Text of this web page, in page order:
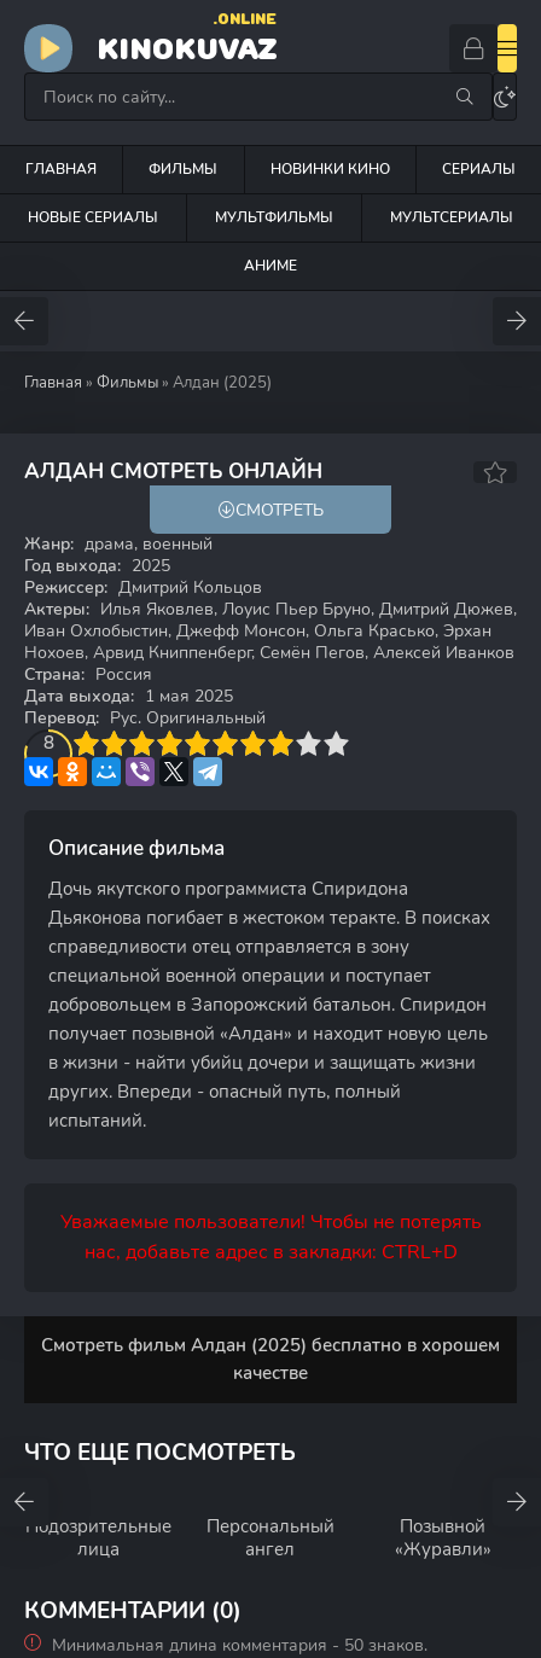
KINOKUVAZ
.ONLINE
ГЛАВНАЯ ФИЛЬМЫ НОВИНКИ КИНО СЕРИАЛЫ
НОВЫЕ СЕРИАЛЫ МУЛЬТФИЛЬМЫ МУЛЬТСЕРИАЛЫ
АНИМЕ
Главная » Фильмы » Алдан (2025)
АЛДАН СМОТРЕТЬ ОНЛАЙН
5.3
СМОТРЕТЬ
Жанр: драма, военный
Год выхода: 2025
Режиссер: Дмитрий Кольцов
Актеры: Илья Яковлев, Лоуис Пьер Бруно, Дмитрий Дюжев,
Иван Охлобыстин, Джефф Монсон, Ольга Красько, Эрхан
Нохоев, Арвид Книппенберг, Семён Пегов, Алексей Иванков
Страна: Россия
Дата выхода: 1 мая 2025
Перевод: Рус. Оригинальный
8
4 5 6 7 8 9 10
Описание фильма
Дочь якутского программиста Спиридона
Дьяконова погибает в жестоком теракте. В поисках
справедливости отец отправляется в зону
специальной военной операции и поступает
добровольцем в Запорожский батальон. Спиридон
получает позывной «Алдан» и находит новую цель
в жизни - найти убийц дочери и защищать жизни
других. Впереди - опасный путь, полный
испытаний.
Уважаемые пользователи! Чтобы не потерять
нас, добавьте адрес в закладки: CTRL+D
Смотреть фильм Алдан (2025) бесплатно в хорошем
качестве
ЧТО ЕЩЕ ПОСМОТРЕТЬ
Подозрительные
лица
Персональный
ангел
Позывной
«Журавли»
КОММЕНТАРИИ (0)
Минимальная длина комментария - 50 знаков.